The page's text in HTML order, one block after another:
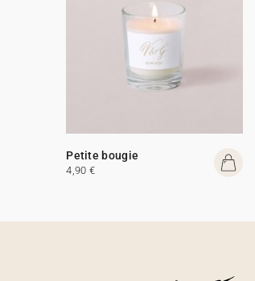
Petite bougie
4,90 €